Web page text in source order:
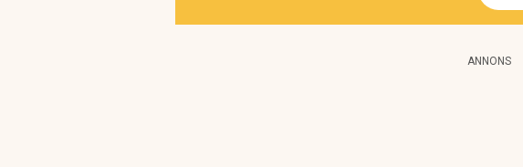
ANNONS